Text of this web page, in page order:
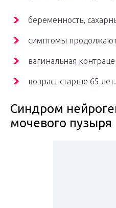
беременность,
симптомы
вагинальная
возраст старше 65 лет.
Синдром
мочевого пузыря